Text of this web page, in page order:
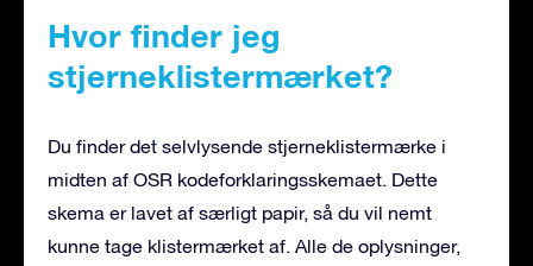
Hvor finder jeg
stjerneklistermærket?
Du finder det selvlysende stjerneklistermærke i
midten af OSR kodeforklaringsskemaet. Dette
skema er lavet af særligt papir, så du vil nemt
kunne tage klistermærket af. Alle de oplysninger,